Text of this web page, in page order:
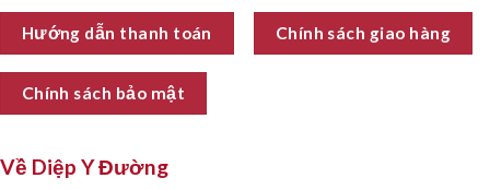
Hướng dẫn thanh toán Chính sách giao hàng
Chính sách bảo mật
Về Diệp Y Đường